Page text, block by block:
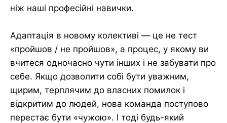
ніж наші професійні навички.
Адаптація в новому колективі — це не тест
«пройшов / не пройшов», а процес, у якому ви
вчитеся одночасно чути інших і не забувати про
себе. Якщо дозволити собі бути уважним,
щирим, терплячим до власних помилок і
відкритим до людей, нова команда поступово
перестає бути «чужою». І тоді будь-який